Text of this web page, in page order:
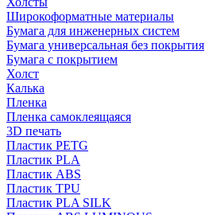
Широкоформатные материалы
Бумага для инженерных систем
Бумага универсальная без покрытия
Бумага с покрытием
Холст
Калька
Пленка
Пленка самоклеящаяся
3D печать
Пластик PETG
Пластик PLA
Пластик ABS
Пластик TPU
Пластик PLA SILK